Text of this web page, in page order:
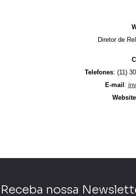
Diretor de
Telefones: (11)
E-mail :
Website
Receba nossa